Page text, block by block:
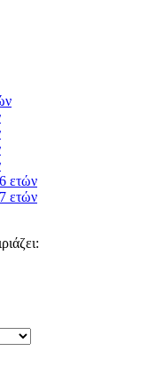
ετών
ετών